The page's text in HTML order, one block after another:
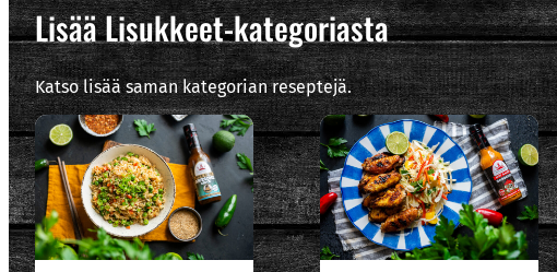
Lisää Lisukkeet-kategoriasta
Katso lisää saman kategorian reseptejä.